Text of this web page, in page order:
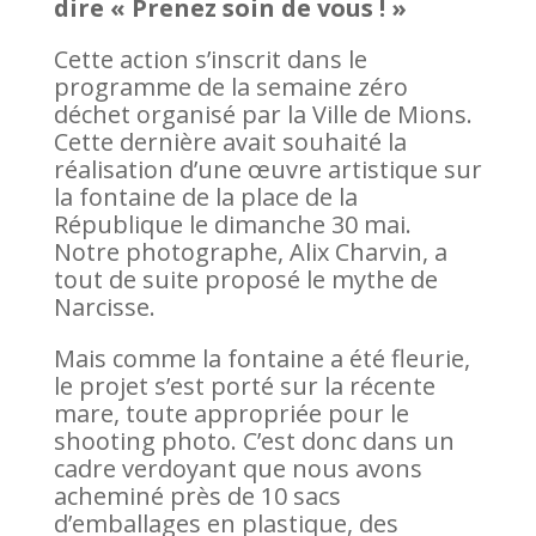
dire « Prenez soin de vous ! »
Cette action s’inscrit dans le
programme de la semaine zéro
déchet organisé par la Ville de Mions.
Cette dernière avait souhaité la
réalisation d’une œuvre artistique sur
la fontaine de la place de la
République le dimanche 30 mai.
Notre photographe, Alix Charvin, a
tout de suite proposé le mythe de
Narcisse.
Mais comme la fontaine a été fleurie,
le projet s’est porté sur la récente
mare, toute appropriée pour le
shooting photo. C’est donc dans un
cadre verdoyant que nous avons
acheminé près de 10 sacs
d’emballages en plastique, des